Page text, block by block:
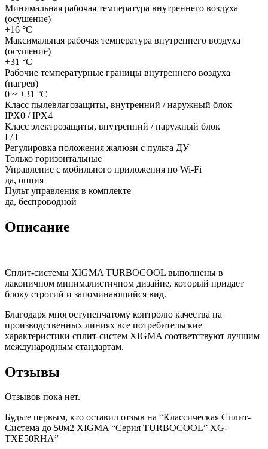
Минимальная рабочая температура внутреннего воздуха
(осушение)
+16 °C
Максимальная рабочая температура внутреннего воздуха
(осушение)
+31 °C
Рабочие температурные границы внутреннего воздуха
(нагрев)
0 ~ +31 °C
Класс пылевлагозащиты, внутренний / наружный блок
IPX0 / IPX4
Класс электрозащиты, внутренний / наружный блок
I / I
Регулировка положения жалюзи с пульта ДУ
Только горизонтальные
Управление c мобильного приложения по Wi-Fi
да, опция
Пульт управления в комплекте
да, беспроводной
Описание
Сплит-системы XIGMA TURBOCOOL выполнены в
лаконичном минималистичном дизайне, который придает
блоку строгий и запоминающийся вид.
Благодаря многоступенчатому контролю качества на
производственных линиях все потребительские
характеристики сплит-систем XIGMA соответствуют лучшим
международным стандартам.
Отзывы
Отзывов пока нет.
Будьте первым, кто оставил отзыв на “Классическая Сплит-
Система до 50м2 XIGMA “Серия TURBOCOOL” XG-
TXE50RHA”